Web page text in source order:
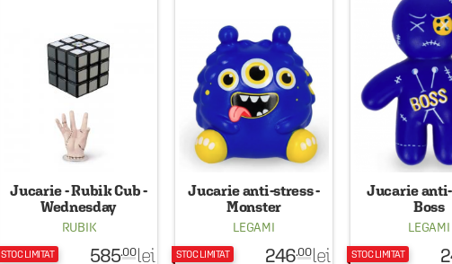
Jucarie - Rubik Cub -
Wednesday
RUBIK
STOC LIMITAT 585.00 lei
Jucarie anti-stress -
Monster
LEGAMI
STOC LIMITAT 246.00 lei
Jucarie
Boss
LEGAMI
STOC LIMITAT